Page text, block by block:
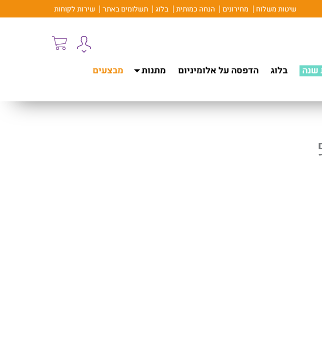
שיטות משלוח מחירונים הנחה כמותית בלוג תשלומים באתר שירות לקוחות
שנה בלוג הדפסה על אלומיניום מתנות
מבצעים